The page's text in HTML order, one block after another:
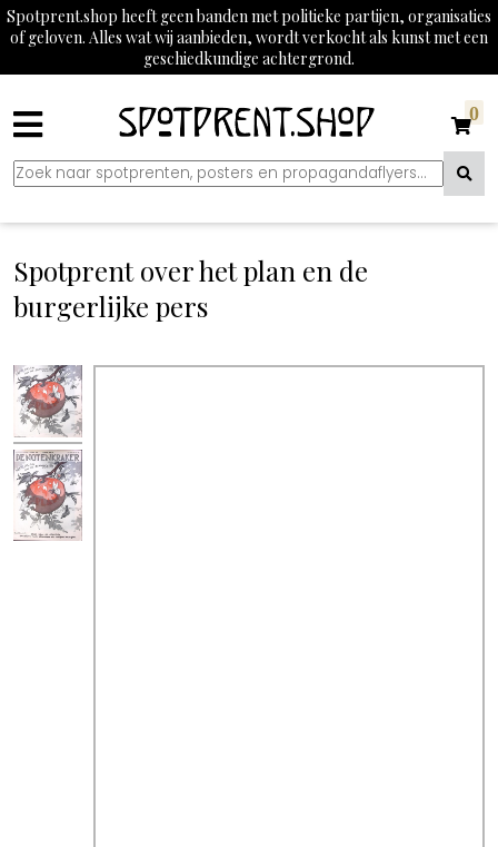
Spotprent.shop heeft geen banden met politieke partijen, organisaties
of geloven. Alles wat wij aanbieden, wordt verkocht als kunst met een
geschiedkundige achtergrond.
0
Spotprent over het plan en de
burgerlijke pers